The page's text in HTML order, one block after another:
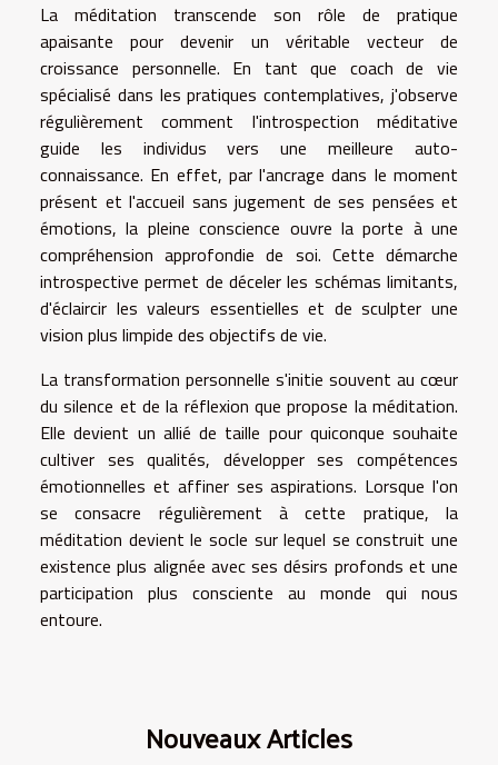
La méditation transcende son rôle de pratique
apaisante pour devenir un véritable vecteur de
croissance personnelle. En tant que coach de vie
spécialisé dans les pratiques contemplatives, j'observe
régulièrement comment l'introspection méditative
guide les individus vers une meilleure auto-
connaissance. En effet, par l'ancrage dans le moment
présent et l'accueil sans jugement de ses pensées et
émotions, la pleine conscience ouvre la porte à une
compréhension approfondie de soi. Cette démarche
introspective permet de déceler les schémas limitants,
d'éclaircir les valeurs essentielles et de sculpter une
vision plus limpide des objectifs de vie.
La transformation personnelle s'initie souvent au cœur
du silence et de la réflexion que propose la méditation.
Elle devient un allié de taille pour quiconque souhaite
cultiver ses qualités, développer ses compétences
émotionnelles et affiner ses aspirations. Lorsque l'on
se consacre régulièrement à cette pratique, la
méditation devient le socle sur lequel se construit une
existence plus alignée avec ses désirs profonds et une
participation plus consciente au monde qui nous
entoure.
Nouveaux Articles